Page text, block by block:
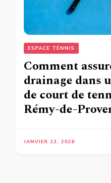
ESPACE TENNIS
Comment
drainage dans
de court de
Rémy-de-
JANVIER 22, 2026